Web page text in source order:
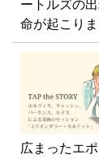
ートルズの
命が起こり
広まったエ